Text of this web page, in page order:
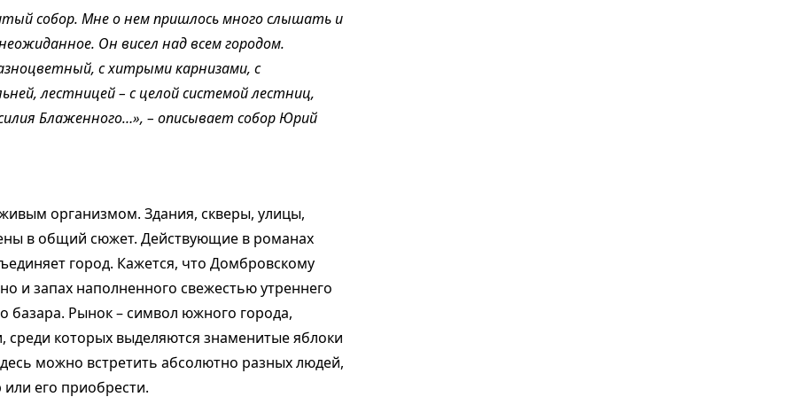
собор. Мне о нем пришлось много слышать и
Он висел над всем городом.
с хитрыми карнизами, с
лестницей – с целой системой лестниц,
Блаженного…», – описывает собор Юрий
организмом. Здания, скверы, улицы,
в общий сюжет. Действующие в романах
город. Кажется, что Домбровскому
и запах наполненного свежестью утреннего
базара. Рынок – символ южного города,
которых выделяются знаменитые яблоки
можно встретить абсолютно разных людей,
его приобрести.